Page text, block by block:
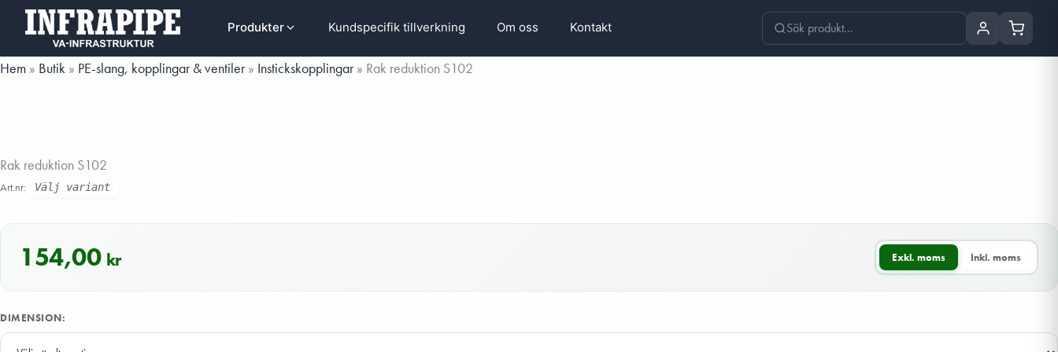
Hoppa
innehåll
Hoppa till huvudinnehåll
Produkter Kundspecifik tillverkning Om oss Kontakt
Hem » Butik » PE-slang, kopplingar & ventiler» Instickskopplingar» Rak reduktion S102
Rak reduktion S102
Art.nr: Välj variant
154,00 kr Exkl. moms Inkl. moms
DIMENSION: